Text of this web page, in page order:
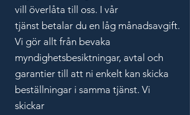
vill överlåta till oss. I vår
tjänst betalar du en låg månadsavgift.
Vi gör allt från bevaka
myndighetsbesiktningar, avtal och
garantier till att ni enkelt kan skicka
beställningar i samma tjänst. Vi
skickar